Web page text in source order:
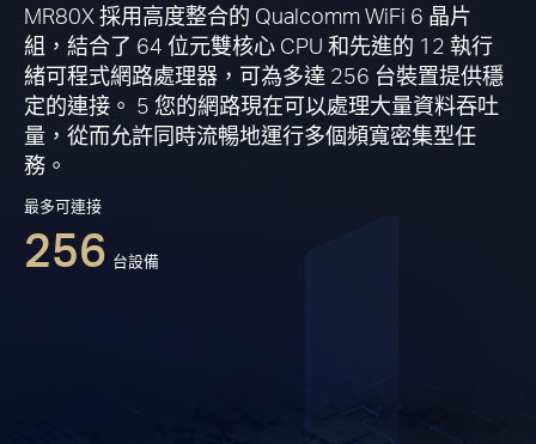
MR80X 採用高度整合的 Qualcomm WiFi 6 晶片
組，結合了 64 位元雙核心 CPU 和先進的 12 執行
緒可程式網路處理器，可為多達 256 台裝置提供穩
定的連接。 5 您的網路現在可以處理大量資料吞吐
量，從而允許同時流暢地運行多個頻寬密集型任
務。
最多可連接
256 台設備